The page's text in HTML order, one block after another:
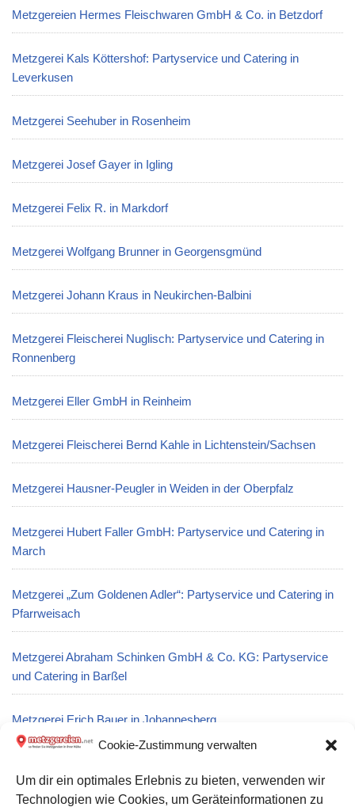
Cookie-Zustimmung verwalten
Um dir ein optimales Erlebnis zu bieten, verwenden wir
Technologien wie Cookies, um Geräteinformationen zu
Metzgereien Hermes Fleischwaren GmbH & Co. in Betzdorf
Metzgerei Kals Köttershof: Partyservice und Catering in
Leverkusen
Metzgerei Seehuber in Rosenheim
Metzgerei Josef Gayer in Igling
Metzgerei Felix R. in Markdorf
Metzgerei Wolfgang Brunner in Georgensgmünd
Metzgerei Johann Kraus in Neukirchen-Balbini
Metzgerei Fleischerei Nuglisch: Partyservice und Catering in
Ronnenberg
Metzgerei Eller GmbH in Reinheim
Metzgerei Fleischerei Bernd Kahle in Lichtenstein/Sachsen
Metzgerei Hausner-Peugler in Weiden in der Oberpfalz
Metzgerei Hubert Faller GmbH: Partyservice und Catering in
March
Metzgerei „Zum Goldenen Adler“: Partyservice und Catering in
Pfarrweisach
Metzgerei Abraham Schinken GmbH & Co. KG: Partyservice
und Catering in Barßel
Metzgerei Erich Bauer in Johannesberg